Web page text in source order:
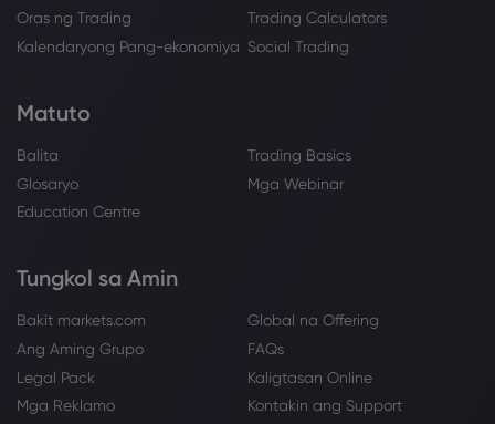
Oras ng Trading
Trading Calculators
Kalendaryong Pang-ekonomiya Social Trading
Matuto
Balita
Trading Basics
Glosaryo
Mga Webinar
Education Centre
Tungkol sa Amin
Bakit markets.com
Global na Offering
Ang Aming Grupo
FAQs
Legal Pack
Kaligtasan Online
Mga Reklamo
Kontakin ang Support